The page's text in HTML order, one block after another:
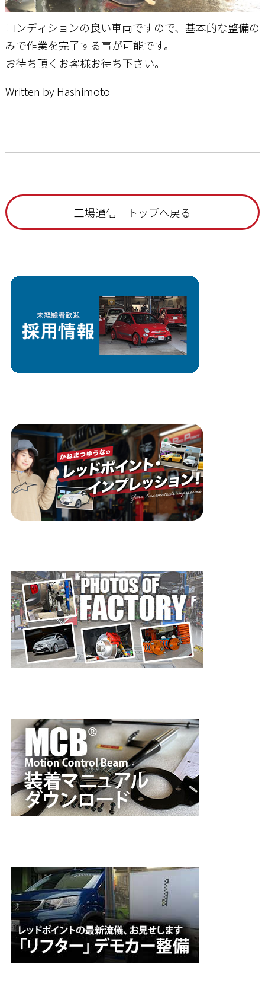
コンディションの良い車両ですので、基本的な整備の
みで作業を完了する事が可能です。
お待ち頂くお客様お待ち下さい。
Written by Hashimoto
工場通信 トップへ戻る